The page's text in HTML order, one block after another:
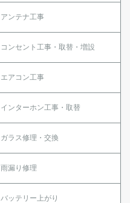
アンテナ工事
コンセント工事・取替・増設
エアコン工事
インターホン工事・取替
ガラス修理・交換
雨漏り修理
バッテリー上がり